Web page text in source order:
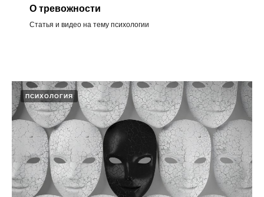
О тревожности ​
Статья и видео на тему психологии
ПСИХОЛОГИЯ